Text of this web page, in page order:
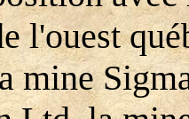
l'ouest
mine